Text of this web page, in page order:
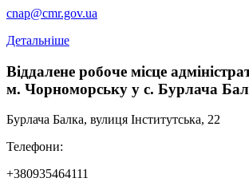
cnap@cmr.gov.ua
Детальніше
Віддалене робоче місце
м. Чорноморську у с. Бурлача
Бурлача Балка, вулиця Інститутська, 22
Телефони:
+380935464111